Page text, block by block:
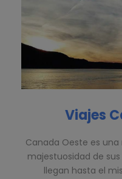
Viajes
Canada Oeste es
majestuosidad de
llegan hasta el